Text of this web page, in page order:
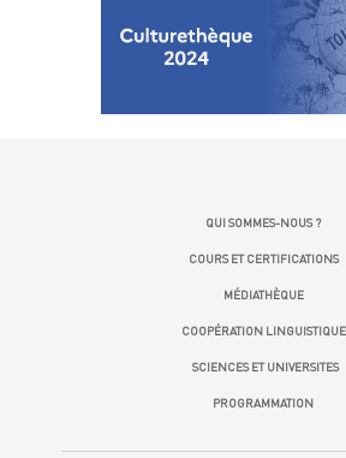
QUI SOMMES-NOUS ?
COURS ET CERTIFICATIONS
MÉDIATHÈQUE
COOPÉRATION LINGUISTIQUE
SCIENCES ET UNIVERSITES
PROGRAMMATION